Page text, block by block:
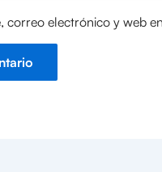
correo electrónico y web